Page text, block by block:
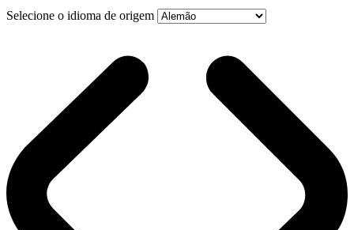
Selecione o idioma de origem